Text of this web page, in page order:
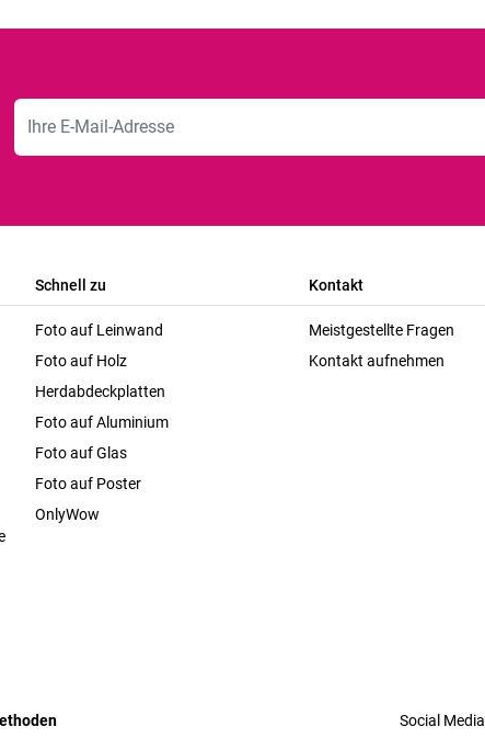
E-Mailadresse
Schnell zu
Foto auf Leinwand
Foto auf Holz
Herdabdeckplatten
Foto auf Aluminium
Foto auf Glas
Foto auf Poster
OnlyWow
Kontakt
Meistgestellte Fragen
Kontakt aufnehmen
Social Media